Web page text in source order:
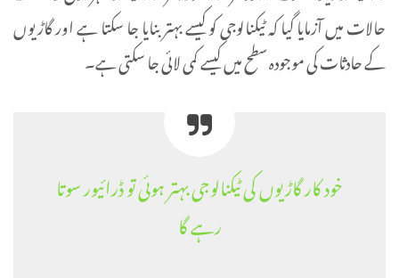
حالات میں آزمایا گیا کہ ٹیکنالوجی کو کیسے بہتر بنایا جا سکتا ہے اور گاڑیوں
کے حادثات کی موجودہ سطح میں کیسے کمی لائی جا سکتی ہے۔
خود کار گاڑیوں کی ٹیکنالوجی بہتر ہوئی تو ڈرائیور سوتا
رہے گا